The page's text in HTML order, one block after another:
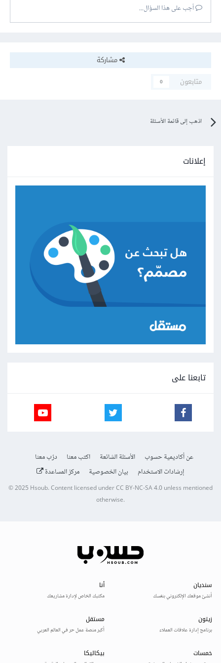
أجب على هذا السؤال...
مشاركة
متابعون
0
اذهب إلى قائمة الأسئلة
إعلانات
تابعنا على
عن أكاديمية حسوب الأسئلة الشائعة اكتب معنا
درّب معنا
إرشادات الاستخدام
بيان الخصوصية مركز المساعدة
© 2025Hsoub.Content licensed underCC BY-NC-SA 4.0unless mentioned
otherwise.